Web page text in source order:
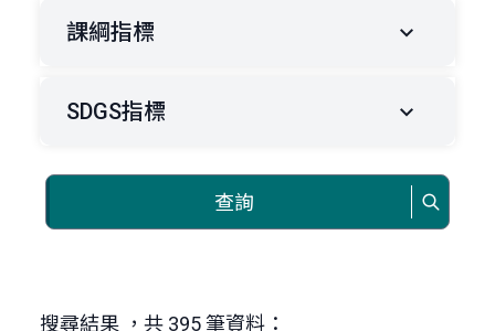
課綱指標
SDGS指標
查詢
搜尋結果 ，共 395 筆資料：